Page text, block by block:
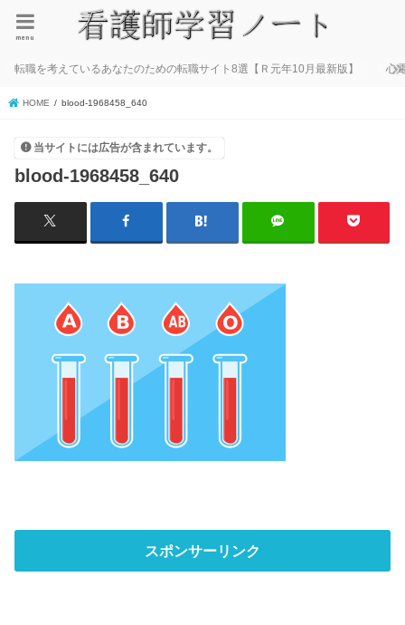
menu
転職を考えているあなたのための転職サイト8選【Ｒ元年10月最新版】 心
HOME blood-1968458_640
当サイトには広告が含まれています。
blood-1968458_640
スポンサーリンク